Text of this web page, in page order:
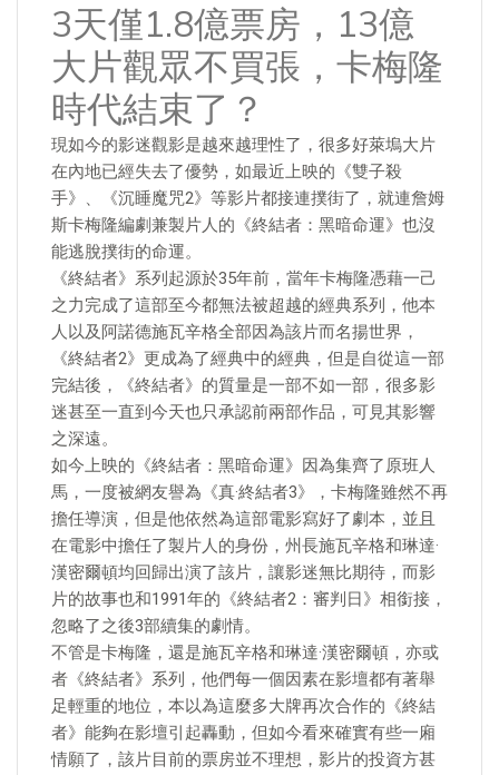
3天僅1.8億票房，13億
大片觀眾不買張，卡梅隆
時代結束了？
現如今的影迷觀影是越來越理性了，很多好萊塢大片
在內地已經失去了優勢，如最近上映的《雙子殺
手》、《沉睡魔咒2》等影片都接連撲街了，就連詹姆
斯卡梅隆編劇兼製片人的《終結者：黑暗命運》也沒
能逃脫撲街的命運。
《終結者》系列起源於35年前，當年卡梅隆憑藉一己
之力完成了這部至今都無法被超越的經典系列，他本
人以及阿諾德施瓦辛格全部因為該片而名揚世界，
《終結者2》更成為了經典中的經典，但是自從這一部
完結後，《終結者》的質量是一部不如一部，很多影
迷甚至一直到今天也只承認前兩部作品，可見其影響
之深遠。
如今上映的《終結者：黑暗命運》因為集齊了原班人
馬，一度被網友譽為《真·終結者3》，卡梅隆雖然不再
擔任導演，但是他依然為這部電影寫好了劇本，並且
在電影中擔任了製片人的身份，州長施瓦辛格和琳達·
漢密爾頓均回歸出演了該片，讓影迷無比期待，而影
片的故事也和1991年的《終結者2：審判日》相銜接，
忽略了之後3部續集的劇情。
不管是卡梅隆，還是施瓦辛格和琳達·漢密爾頓，亦或
者《終結者》系列，他們每一個因素在影壇都有著舉
足輕重的地位，本以為這麼多大牌再次合作的《終結
者》能夠在影壇引起轟動，但如今看來確實有些一廂
情願了，該片目前的票房並不理想，影片的投資方甚